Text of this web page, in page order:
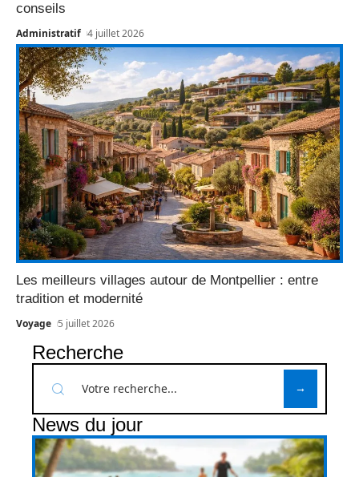
conseils
Administratif 4 juillet 2026
Les meilleurs villages autour de Montpellier : entre
tradition et modernité
Voyage 5 juillet 2026
Recherche
News du jour